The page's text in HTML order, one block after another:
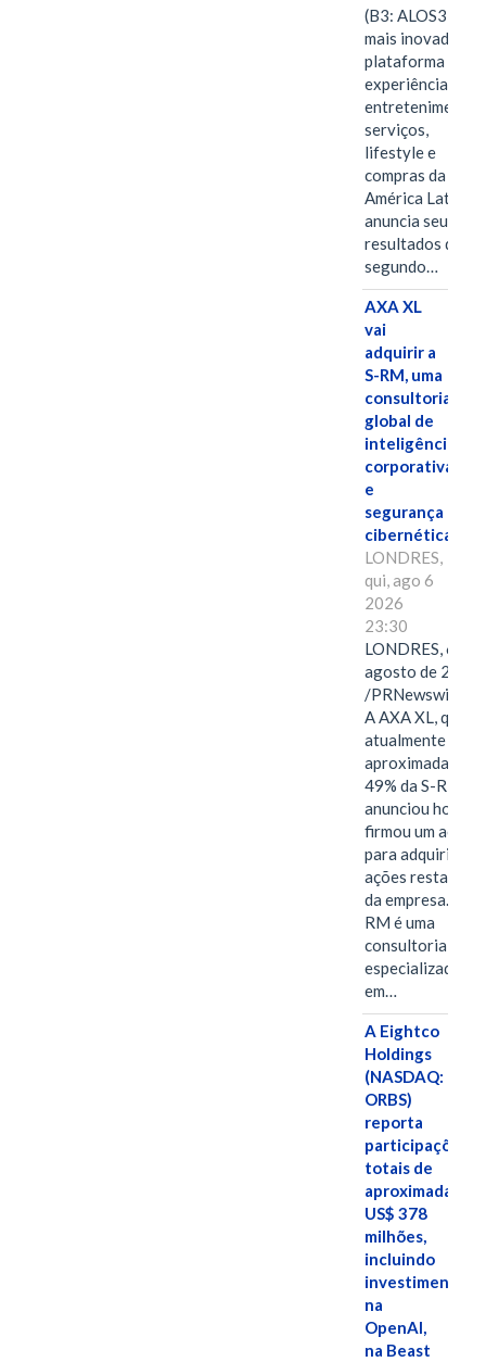
(B3: ALOS3), a
mais inovadora
plataforma de
experiências,
entretenimento,
serviços,
lifestyle e
compras da
América Latina
anuncia seus
resultados do
segundo…
AXA XL
vai
adquirir a
S-RM, uma
consultoria
global de
inteligência
corporativa
e
segurança
cibernética
LONDRES,
qui, ago 6
2026
23:30
LONDRES, 6 de
agosto de 2026
/PRNewswire/ --
A AXA XL, que
atualmente
49% da S-RM,
anunciou hoje
firmou um
para adquirir as
ações restantes
da empresa. A S-
RM é uma
consultoria
especializada
em…
A Eightco
Holdings
(NASDAQ:
ORBS)
reporta
participações
totais de
US$ 378
milhões,
incluindo
investimentos
na
OpenAI,
na Beast